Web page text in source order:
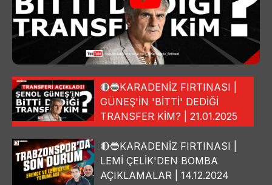
🔴🔵KARADENİZ FIRTINASI |
GÜNEŞ'İN 'BİTTİ' DEDİĞİ
TRANSFER KİM? | 21.01.2025
🔴🔵KARADENİZ FIRTINASI |
LEMİ ÇELİK'DEN BOMBA
AÇIKLAMALAR | 14.12.2024